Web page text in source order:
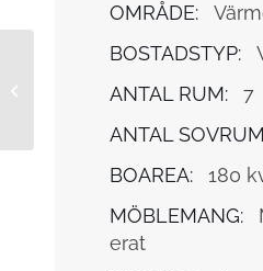
OMRÅDE:
BOSTADSTYP:
ANTAL RUM:
7
ANTAL
BOAREA:
180
MÖBLEMANG:
erat